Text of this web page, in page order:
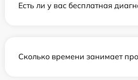
Есть ли у вас бесплатная
Сколько времени занимает